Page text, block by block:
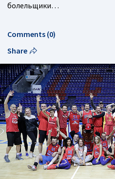
болельщики…
Comments (0)
Share